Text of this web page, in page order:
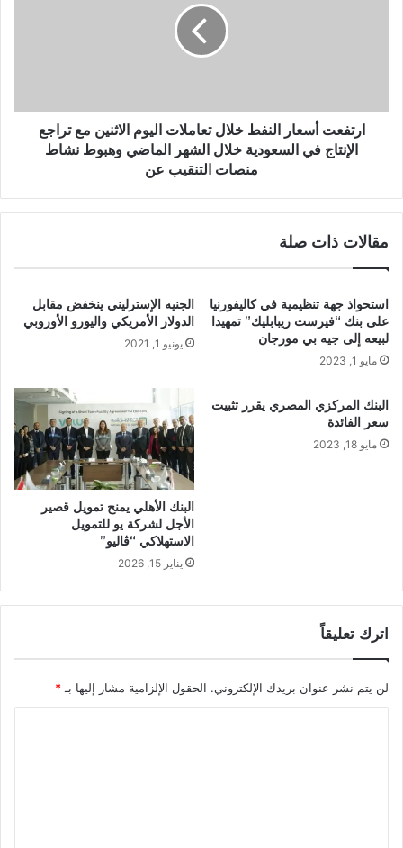
ارتفعت أسعار النفط خلال تعاملات اليوم الاثنين مع تراجع
الإنتاج في السعودية خلال الشهر الماضي وهبوط نشاط
منصات التنقيب عن
مقالات ذات صلة
استحواذ جهة تنظيمية في كاليفورنيا
على بنك “فيرست ريبابليك” تمهيدا
لبيعه إلى جيه بي مورجان
مايو 1, 2023
الجنيه الإسترليني ينخفض مقابل
الدولار الأمريكي واليورو الأوروبي
يونيو 1, 2021
البنك المركزي المصري يقرر تثبيت
سعر الفائدة
مايو 18, 2023
البنك الأهلي يمنح تمويل قصير
الأجل لشركة يو للتمويل
الاستهلاكي “ڤاليو”
يناير 15, 2026
اترك تعليقاً
لن يتم نشر عنوان بريدك الإلكتروني. الحقول الإلزامية مشار إليها بـ *